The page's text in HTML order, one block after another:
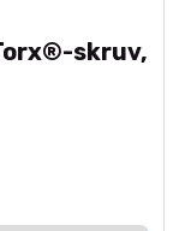
skruv,